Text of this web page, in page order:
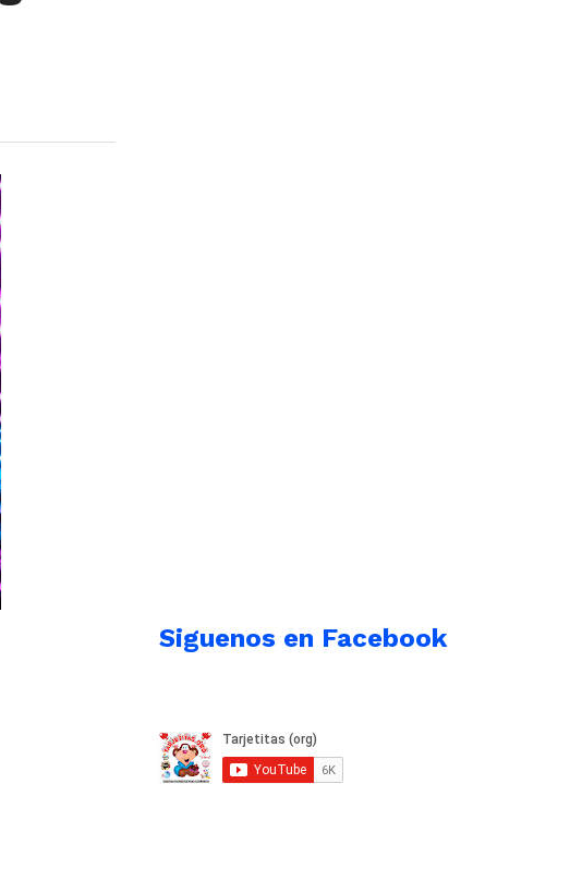
Siguenos en Facebook